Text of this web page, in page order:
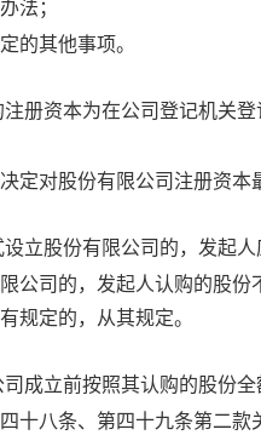
法；
的其他事项。
册资本为在公司登记机关
定对股份有限公司注册资
立股份有限公司的，发起
公司的，发起人认购的股
规定的，从其规定。
成立前按照其认购的股份
十八条、 第四十九条第二款